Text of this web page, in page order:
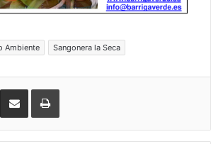
Ambiente Sangonera la Seca
Compartir por correo electrónicoImprimir